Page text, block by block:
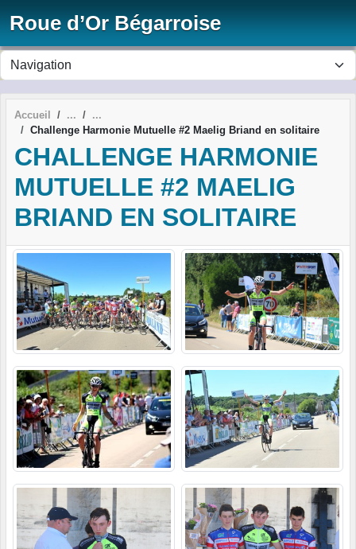
Roue d’Or Bégarroise
Accueil
Challenge Harmonie Mutuelle #2 Maelig Briand en solitaire
CHALLENGE HARMONIE
MUTUELLE #2 MAELIG
BRIAND EN SOLITAIRE